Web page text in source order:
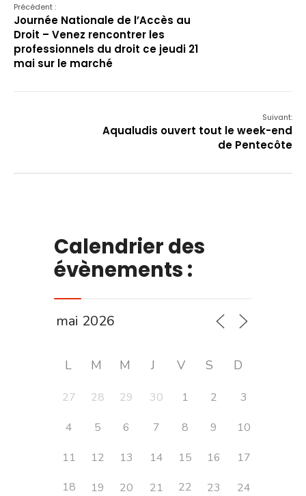
Précédent :
Journée Nationale de l’Accès au
Droit – Venez rencontrer les
professionnels du droit ce jeudi 21
mai sur le marché
Suivant:
Aqualudis ouvert tout le week-end
de Pentecôte
Calendrier des
évènements :
L M M J V S D
27 28 29 30 1 2
3
4
5 6 7 8 9
10
11
12 13 14 15 16
17
18
19 20 21 22 23
24